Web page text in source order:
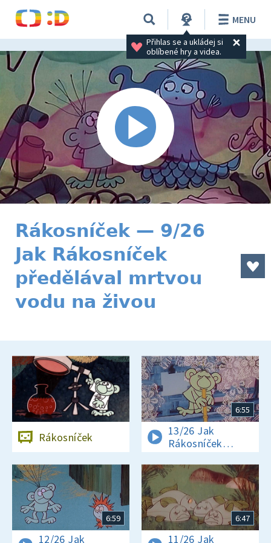
Přihlas se a ukládej si
oblíbené hry a videa.
MENU
Rákosníček — 9/26
Jak Rákosníček
předělával mrtvou
vodu na živou
Rákosníček
6:55
13/26 Jak
Rákosníček
foukal a pak
jenom koukal
6:59
12/26 Jak
6:47
11/26 Jak